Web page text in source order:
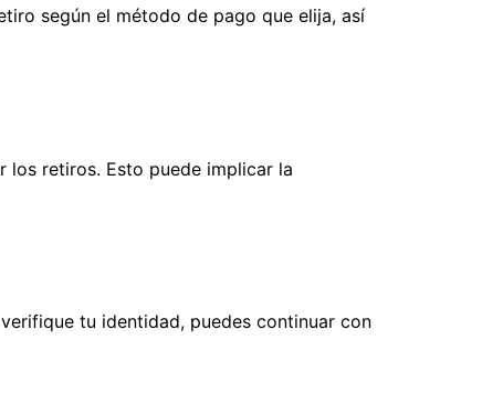
según el método de pago que elija, así
los retiros. Esto puede implicar la
tu identidad, puedes continuar con